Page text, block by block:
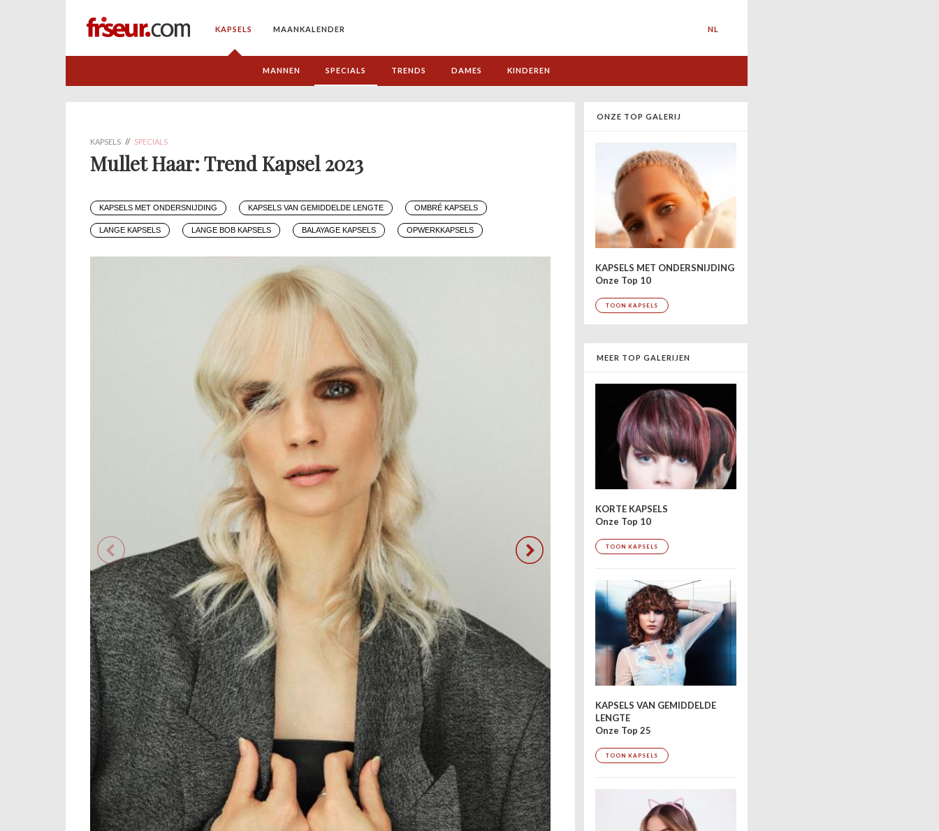
KAPSELS MAANKALENDER NL
MANNEN SPECIALS TRENDS DAMES KINDEREN
KAPSELS // SPECIALS
Mullet Haar: Trend Kapsel 2023
KAPSELS MET ONDERSNIJDING KAPSELS VAN GEMIDDELDE LENGTE OMBRÉ KAPSELS
LANGE KAPSELS LANGE BOB KAPSELS BALAYAGE KAPSELS OPWERKKAPSELS
ONZE TOP GALERIJ
KAPSELS MET ONDERSNIJDING
Onze Top 10
TOON KAPSELS
MEER TOP GALERIJEN
KORTE KAPSELS
Onze Top 10
TOON KAPSELS
KAPSELS VAN GEMIDDELDE
LENGTE
Onze Top 25
TOON KAPSELS